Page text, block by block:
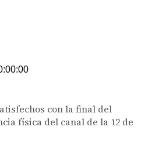
con la final del
física del canal de la 12 de